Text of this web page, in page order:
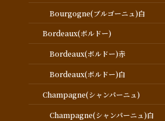
Bourgogne(ブルゴーニュ)白
Bordeaux(ボルドー)
Bordeaux(ボルドー)赤
Bordeaux(ボルドー)白
Champagne(シャンパーニュ)
Champagne(シャンパーニュ)白